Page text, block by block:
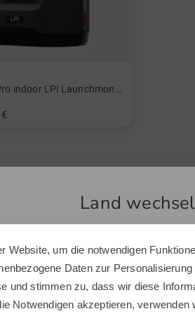
Land
Sie scheinen sich in einem anderen
Möchten Sie den Golf House
Website, um die notwendigen
Daten zur
und stimmen zu, dass wir diese
Notwendigen akzeptieren,